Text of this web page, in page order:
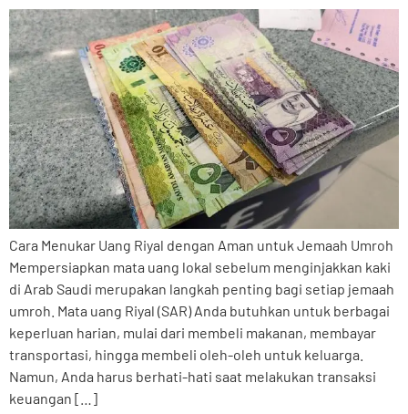
Cara Menukar Uang Riyal dengan Aman untuk Jemaah Umroh
Mempersiapkan mata uang lokal sebelum menginjakkan kaki
di Arab Saudi merupakan langkah penting bagi setiap jemaah
umroh. Mata uang Riyal (SAR) Anda butuhkan untuk berbagai
keperluan harian, mulai dari membeli makanan, membayar
transportasi, hingga membeli oleh-oleh untuk keluarga.
Namun, Anda harus berhati-hati saat melakukan transaksi
keuangan […]